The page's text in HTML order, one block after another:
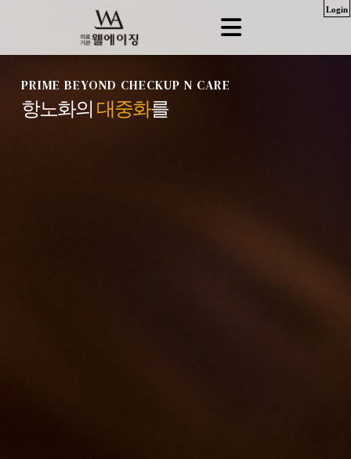
Login
PRIME BEYOND CHECKUP N CARE
항노화의 대중화를